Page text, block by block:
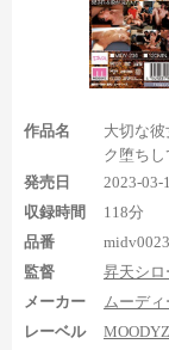
1:29:52から
→両足の足裏
1:41:50から
秒くらい
が残念ですが、こ
にオススメしたい
の足裏だけですが
ポイント。
きな人にとっては
見えて欲しい人間
作品名
大切な
ク堕ち
発売日
2023-03-
収録時間
118分
品番
監督
昇天シロ
メーカー
ムーデ
レーベル